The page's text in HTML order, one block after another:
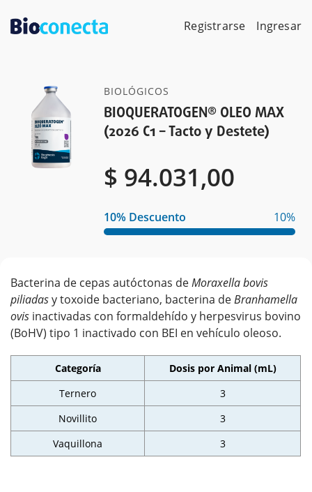
content Registrarse Ingresar
10% Descuento 10%
BIOLÓGICOS
BIOQUERATOGEN® OLEO MAX
(2026 C1 – Tacto y Destete)
Bacterina de cepas autóctonas deMoraxella bovis
piliadasy toxoide bacteriano, bacterina deBranhamella
ovis inactivadas con formaldehído y herpesvirus bovino
(BoHV) tipo 1 inactivado con BEI en vehículo oleoso.
Categoría
Dosis por Animal (mL)
Ternero
3
Novillito
3
Vaquillona
3
$ 94.031,00